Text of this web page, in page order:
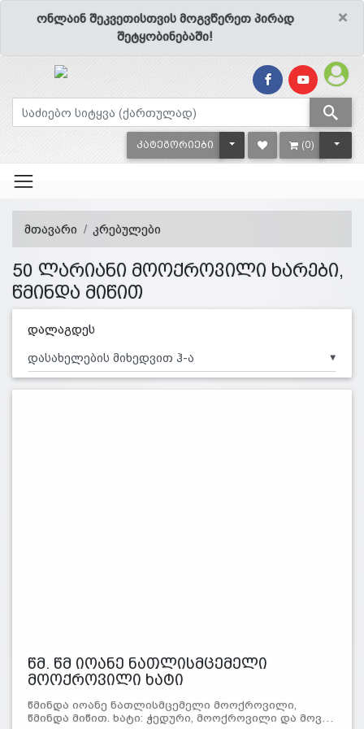
×
ონლაინ შეკვეთისთვის მოგვწერეთ პირად
შეტყობინებაში!
ᲙᲐᲢᲔᲒᲝᲠᲘᲔᲑᲘ TOGGLE DROPDOWN
(0)
მთავარი კრებულები
50 ლარიანი მოოქროვილი ხარები,
წმინდა მიწით
დალაგდეს
▼
წმ. წმ იოანე ნათლისმცემელი
მოოქროვილი ხატი
წმინდა იოანე ნათლისმცემელი მოოქროვილი,
წმინდა მიწით. ხატი: ჭედური, მოოქროვილი და მოვ…